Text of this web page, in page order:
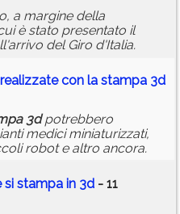
a margine della
è stato presentato il
del Giro d'Italia.
con la stampa 3d
3dpotrebbero
medici miniaturizzati,
robot e altro ancora.
si stampa in 3d - 11